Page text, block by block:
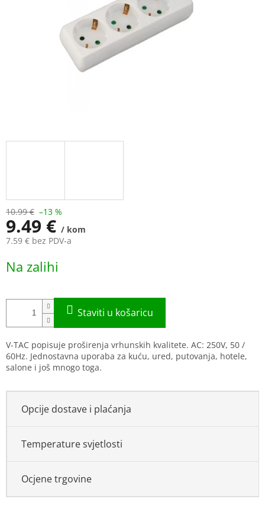
10.99 € –13 %
9.49 € / kom
7.59 € bez PDV-a
price:
Na zalihi
V-TAC popisuje proširenja vrhunskih kvalitete. AC: 250V, 50 /
60Hz. Jednostavna uporaba za kuću, ured, putovanja, hotele,
salone i još mnogo toga.
Opcije dostave i plaćanja
Temperature svjetlosti
Ocjene trgovine